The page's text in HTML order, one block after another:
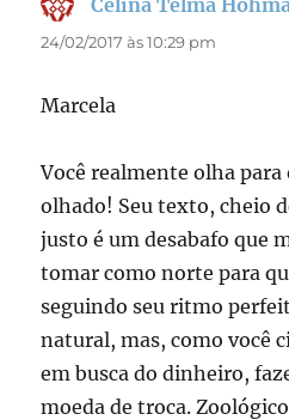
24/02/2017 às 10:29 pm
Marcela
Você realmente olha para
olhado! Seu texto, cheio
justo é um desabafo que
tomar como norte para
seguindo seu ritmo
natural, mas, como você
em busca do dinheiro,
moeda de troca.